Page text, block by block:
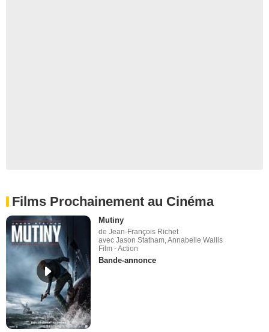
Films Prochainement au Cinéma
Mutiny
de Jean-François Richet
avec Jason Statham, Annabelle Wallis
Film - Action
Bande-annonce